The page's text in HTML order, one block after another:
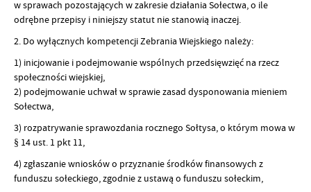
w sprawach pozostających w zakresie działania Sołectwa, o ile
odrębne przepisy i niniejszy statut nie stanowią inaczej.
2. Do wyłącznych kompetencji Zebrania Wiejskiego należy:
1) inicjowanie i podejmowanie wspólnych przedsięwzięć na rzecz
społeczności wiejskiej,
2) podejmowanie uchwał w sprawie zasad dysponowania mieniem
Sołectwa,
3) rozpatrywanie sprawozdania rocznego Sołtysa, o którym mowa w
§ 14 ust. 1 pkt 11,
4) zgłaszanie wniosków o przyznanie środków finansowych z
funduszu sołeckiego, zgodnie z ustawą o funduszu sołeckim,